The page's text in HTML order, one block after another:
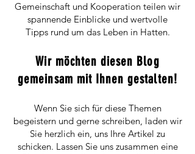
Gemeinschaft und Kooperation teilen wir
spannende Einblicke und wertvolle
Tipps rund um das Leben in Hatten.​
Wir möchten diesen Blog
gemeinsam mit Ihnen gestalten!
Wenn Sie sich für diese Themen
begeistern und gerne schreiben, laden wir
Sie herzlich ein, uns Ihre Artikel zu
schicken. Lassen Sie uns zusammen eine